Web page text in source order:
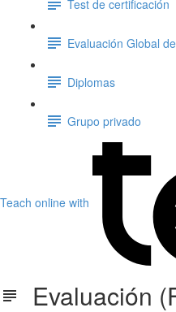
Test de certificación
Evaluación Global
Diplomas
Grupo privado
Teach online with
Evaluación